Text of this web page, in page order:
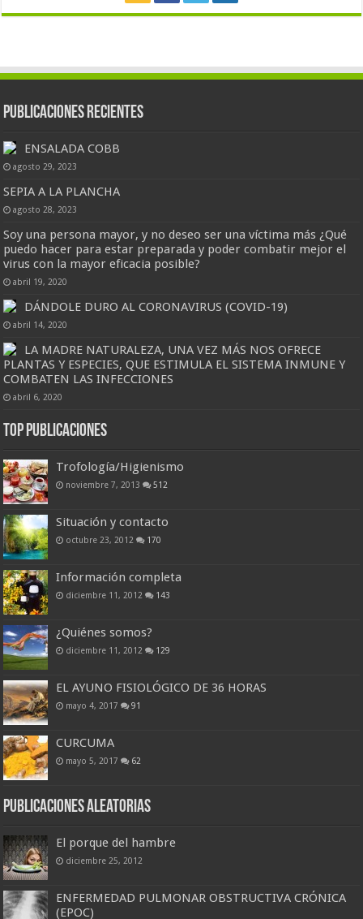
Publicaciones Recientes
ENSALADA COBB
agosto 29, 2023
SEPIA A LA PLANCHA
agosto 28, 2023
Soy una persona mayor, y no deseo ser una víctima más ¿Qué
puedo hacer para estar preparada y poder combatir mejor el
virus con la mayor eficacia posible?
abril 19, 2020
DÁNDOLE DURO AL CORONAVIRUS (COVID-19)
abril 14, 2020
LA MADRE NATURALEZA, UNA VEZ MÁS NOS OFRECE
PLANTAS Y ESPECIES, QUE ESTIMULA EL SISTEMA INMUNE Y
COMBATEN LAS INFECCIONES
abril 6, 2020
Top Publicaciones
Trofología/Higienismo
noviembre 7, 2013 512
Situación y contacto
octubre 23, 2012 170
Información completa
diciembre 11, 2012 143
¿Quiénes somos?
diciembre 11, 2012 129
EL AYUNO FISIOLÓGICO DE 36 HORAS
mayo 4, 2017 91
CURCUMA
mayo 5, 2017 62
Publicaciones Aleatorias
El porque del hambre
diciembre 25, 2012
ENFERMEDAD PULMONAR OBSTRUCTIVA CRÓNICA
(EPOC)